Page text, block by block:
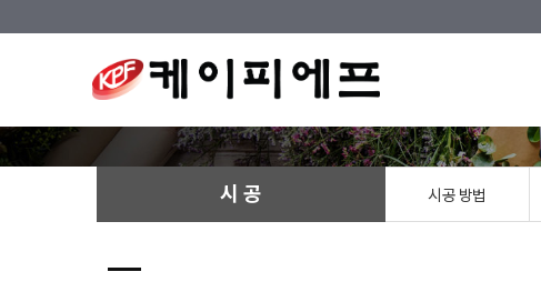
시 공 시공 방법